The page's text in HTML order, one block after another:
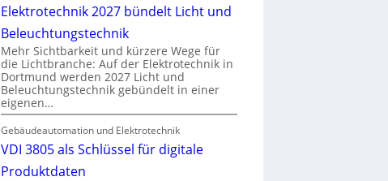
Elektrotechnik 2027 bündelt Licht und
Beleuchtungstechnik
Mehr Sichtbarkeit und kürzere Wege für
die Lichtbranche: Auf der Elektrotechnik in
Dortmund werden 2027 Licht und
Beleuchtungstechnik gebündelt in einer
eigenen…
Gebäudeautomation und Elektrotechnik
VDI 3805 als Schlüssel für digitale
Produktdaten